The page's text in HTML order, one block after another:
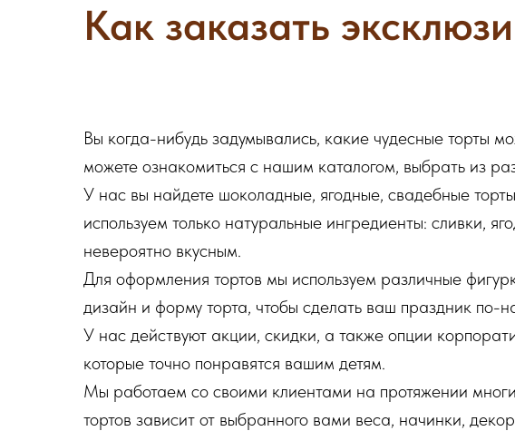
Как заказать
Вы когда-нибудь задумывались, какие чудесные торты
можете ознакомиться с нашим каталогом, выбрать из
У нас вы найдете шоколадные, ягодные, свадебные
используем только натуральные ингредиенты: сливки,
невероятно вкусным.
Для оформления тортов мы используем различные
дизайн и форму торта, чтобы сделать ваш праздник по-
У нас действуют акции, скидки, а также опции
которые точно понравятся вашим детям.
Мы работаем со своими клиентами на протяжении
тортов зависит от выбранного вами веса, начинки,